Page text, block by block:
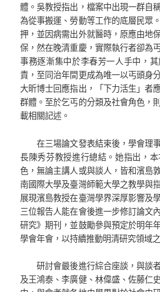
體。吳教授指出，檔案中出現一群自
為從事搬運、勞動等工作的底層民眾
押，並因病需出外就醫時，原應由地
保，然在晚清重慶，實際執行者卻為
事務逐漸集中於李春芳一人手中，
責，至同治年間更成為唯一以丐頭身
大昕博士回應指出，「下力活生」者
群體。至於乞丐的分類及社會角色，
載相關記述。
在三場論文發表結束後，學會理
長陳秀芬教授進行總結。她指出，
色，無論主講人或與談人，皆和濱島
南國際大學及臺灣師範大學之教學與
展現濱島教授在臺灣學界深厚影響及
三位報告人能在會後進一步修訂論文
研究》期刊，並鼓勵參與預定於明年
學會年會，以持續推動明清研究領域
研討會最後進行綜合座談，與談
及王鴻泰、李廣健、林偉盛、佐藤仁